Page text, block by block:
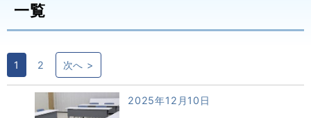
一覧
1 2 次へ >
2025年12月10日